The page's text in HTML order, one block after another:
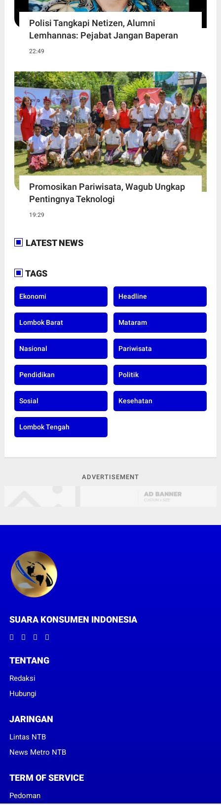
Polisi Tangkapi Netizen, Alumni
Lemhannas: Pejabat Jangan Baperan
22:49
Promosikan Pariwisata, Wagub Ungkap
Pentingnya Teknologi
19:29
LATEST NEWS
TAGS
Ekonomi Headline
Lombok Barat Mataram
Nasional Pariwisata
Pendidikan Politik
Sosial Kesehatan
Lombok Tengah
ADVERTISEMENT
SUARA KONSUMEN INDONESIA
TENTANG
Redaksi
Hubungi
JARINGAN
Lintas NTB
News Metro NTB
TERM OF SERVICE
Pedoman